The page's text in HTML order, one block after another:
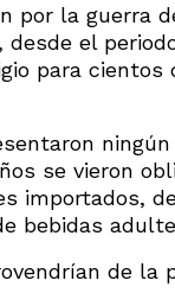
por la guerra
el
para cientos
se vieron
importados,
bebidas
de la